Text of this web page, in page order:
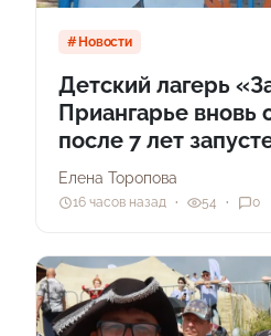
Новости
Детский лагерь
Приангарье вновь
после 7 лет
Елена Торопова
16 часов назад 54 0